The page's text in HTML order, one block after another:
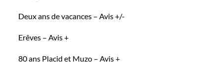
Deux ans de vacances – Avis +/-
Erêves – Avis +
80 ans Placid et Muzo – Avis +